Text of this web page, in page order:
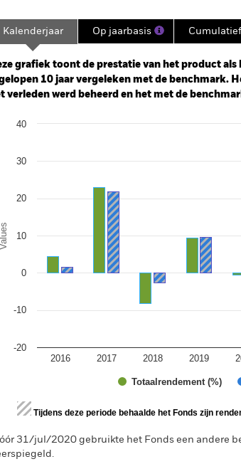
2005-01-01 00:00:00 to 2026-07-31 00:00:00.
0 to 600.
Kalenderjaar Op jaarbasis Cumulatief
grafiek toont de prestatie van het product
10 jaar vergeleken met de benchmark.
verleden werd beheerd en het met de
chart with 2 data series.
Values
Totaalrendement (%)
2016 2017 2018 2019
-20
-10
0
10
20
30
40
of interactive chart.
Tijdens deze periode behaalde het Fonds zijn
31/jul/2020 gebruikte het Fonds een andere